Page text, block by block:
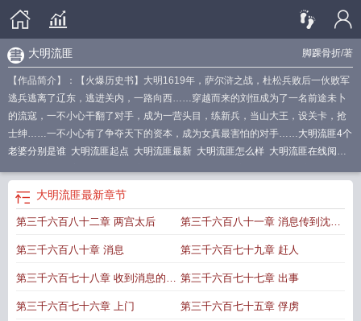
脚踝骨折/著
大明流匪
【作品简介】：【火爆历史书】大明1619年，萨尔浒之战，杜松兵败后一伙败军
逃兵逃离了辽东，逃进关内，一路向西……穿越而来的刘恒成为了一名前途未卜
的流寇，一不小心干翻了对手，成为一营头目，练新兵，当山大王，设关卡，抢
士绅……一不小心有了争夺天下的资本，成为女真最害怕的对手……大明流匪4个
老婆分别是谁 大明流匪起点 大明流匪最新 大明流匪怎么样 大明流匪在线阅
费阅读大明流匪5200 大明流匪TXT完本
发 大明流匪百度
明流匪免费听书大明流匪笔趣阁大明流匪笔趣阁无错版大明流匪刘恒 大明流
匪有声书免费听 大明流匪免费阅读全文大明流匪一 大明流匪TXT奇书
匪好看吗大明流匪最新章节阅读大明流匪刘恒女主有几个免费阅读大明流
明流匪txt电子书 大明流匪TXT八零 大明流匪无弹窗 大明流匪最新章节全文免费
大明流匪最新章节
第三千六百八十二章 两宫太后 第三千六百八十一章 消息传到沈阳
城
第三千六百八十章 消息 第三千六百七十九章 赶人
第三千六百七十八章 收到消息的奥
巴
第三千六百七十七章 出事
第三千六百七十六章 上门 第三千六百七十五章 俘虏